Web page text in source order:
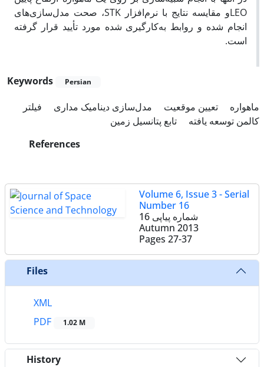
LEOو مقایسه نتایج با نرم‌افزار STK، صحت مدل‌سازی‌های
انجام شده و روابط به‌کارگیری شده مورد تأیید قرار گرفته
است.
Keywords Persian
ماهواره تعیین موقعیت مدل‌سازی دینامیک مداری
فیلتر
کالمن توسعه یافته
تابع پتانسیل زمین
References
Volume 6, Issue 3 - Serial
Number 16
شماره پیاپی 16
Autumn 2013
Pages 27-37
Files
XML
PDF
1.02 M
History